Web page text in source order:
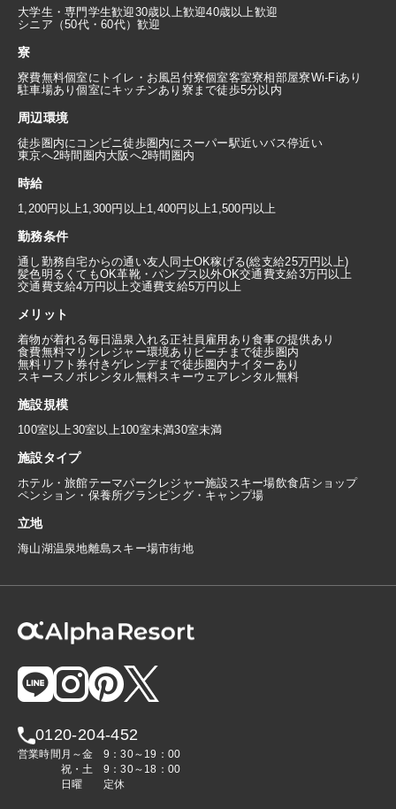
大学生・専門学生歓迎30歳以上歓迎40歳以上歓迎
シニア（50代・60代）歓迎
寮
寮費無料個室にトイレ・お風呂付寮個室客室寮相部屋寮Wi-Fiあり
駐車場あり個室にキッチンあり 寮まで徒歩5分以内
周辺環境
徒歩圏内にコンビニ徒歩圏内にスーパー駅近いバス停近い
東京へ2時間圏内大阪へ2時間圏内
時給
1,200円以上1,300円以上1,400円以上1,500円以上
勤務条件
通し勤務自宅からの通い友人同士OK稼げる(総支給25万円以上)
髪色明るくてもOK革靴・パンプス以外OK交通費支給3万円以上
交通費支給4万円以上交通費支給5万円以上
メリット
着物が着れる毎日温泉入れる正社員雇用あり食事の提供あり
食費無料マリンレジャー環境あり ビーチまで徒歩圏内
無料リフト券付きゲレンデまで徒歩圏内ナイターあり
スキースノボレンタル無料スキーウェアレンタル無料
施設規模
100室以上30室以上100室未満30室未満
施設タイプ
ホテル・旅館テーマパーク レジャー施設 スキー場飲食店ショップ
ペンション・保養所グランピング・キャンプ場
立地
海山湖温泉地離島 スキー場市街地
0120-204-452
営業時間 月～金
9：30～19：00
祝・土
9：30～18：00
日曜
定休